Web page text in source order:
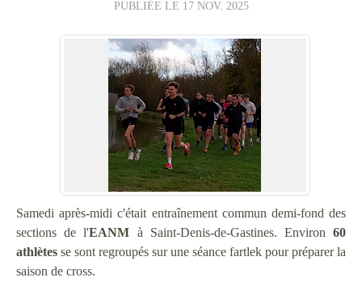
PUBLIÉE LE 17 NOV. 2025
Samedi après-midi c'était entraînement commun demi-fond des
sections de l'EANM à Saint-Denis-de-Gastines. Environ60
athlètes se sont regroupés sur une séance fartlek pour préparer la
saison de cross.